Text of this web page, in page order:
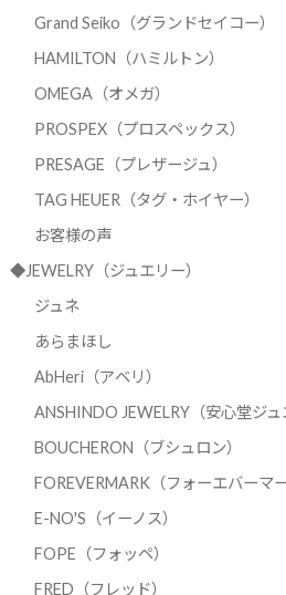
Grand Seiko（グランドセイコー）
HAMILTON（ハミルトン）
OMEGA（オメガ）
PROSPEX（プロスペックス）
PRESAGE（プレザージュ）
TAG HEUER（タグ・ホイヤー）
お客様の声
◆JEWELRY（ジュエリー）
ジュネ
あらまほし
AbHeri（アベリ）
ANSHINDO JEWELRY（安心堂ジュ
BOUCHERON（ブシュロン）
FOREVERMARK（フォーエバーマー
E-NO'S（イーノス）
FOPE（フォッペ）
FRED（フレッド）